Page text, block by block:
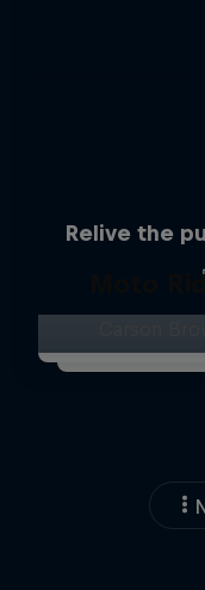
Relive the
Moto